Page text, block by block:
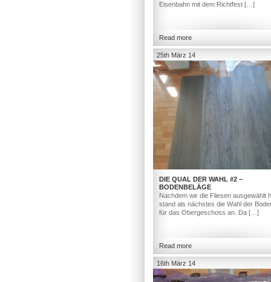
Eisenbahn mit dem Richtfest […]
Read more
25th März 14
DIE QUAL DER WAHL #2 –
BODENBELÄGE
Nachdem wir die Fliesen ausgewählt
stand als nächstes die Wahl der
für das Obergeschoss an. Da […]
Read more
16th März 14